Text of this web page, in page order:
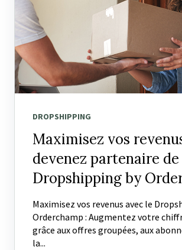
DROPSHIPPING
Maximisez vos
devenez partenaire de
Dropshipping by
Maximisez vos revenus avec le
Orderchamp : Augmentez votre
grâce aux offres groupées, aux
la...